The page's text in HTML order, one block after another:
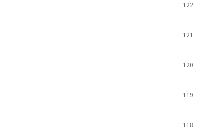
122
121
120
119
118